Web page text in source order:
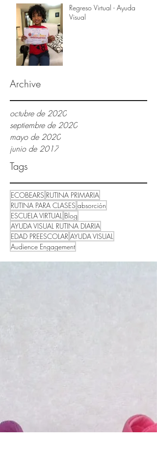
Regreso Virtual - Ayuda
Visual
Archive
octubre de 2020
septiembre de 2020
mayo de 2020
junio de 2017
Tags
ECOBEARS RUTINA PRIMARIA
RUTINA PARA CLASES absorción
ESCUELA VIRTUAL Blog
AYUDA VISUAL RUTINA DIARIA
EDAD PREESCOLAR AYUDA VISUAL
Audience Engagement